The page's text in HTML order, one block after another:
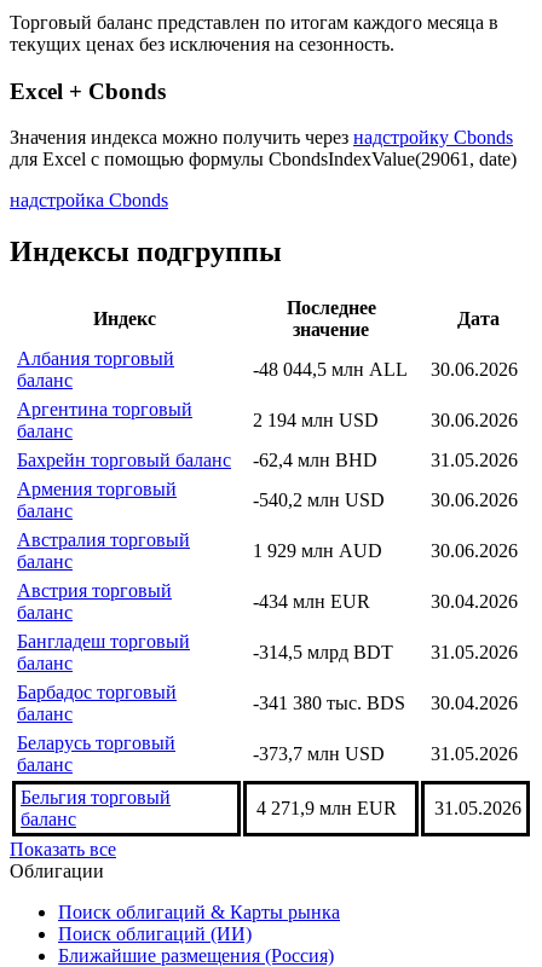
Страна: Болгария
Торговый баланс представлен по итогам каждого месяца в
текущих ценах без исключения на сезонность.
Excel + Cbonds
для Excel с помощью формулы
Индексы подгруппы
Индекс
значение
Албания торговый
баланс
-48 044,5 млн ALL
30.06.2026
Аргентина торговый
баланс
2 194 млн USD
30.06.2026
Бахрейн торговый баланс
-62,4 млн BHD
31.05.2026
Армения торговый
баланс
Австралия торговый
баланс
Австрия торговый
баланс
Бангладеш торговый
баланс
Барбадос торговый
баланс
-341 380 тыс. BDS
30.04.2026
Беларусь торговый
баланс
-373,7 млн USD 31.05.2026
Бельгия торговый
баланс
Показать все
Облигации